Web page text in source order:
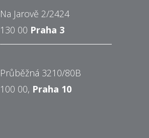
Na Jarově 2/2424
130 00 Praha 3
Průběžná 3210/80B
100 00, Praha 10